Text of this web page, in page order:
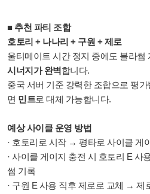
■ 추천 파티 조합
호토리 + 나나리 + 구원 + 제로
울티메이트 시간 정지 중에도 블라썸
시너지가 완벽합니다.
중국 서버 기준 강력한 조합으로 평
면 민트로 대체 가능합니다.
예상 사이클 운영 방법
· 호토리로 시작 → 평타로 사이클 게
· 사이클 게이지 충전 시 호토리 E
썸 기록
· 구원 E 사용 직후 제로로 교체 → 제